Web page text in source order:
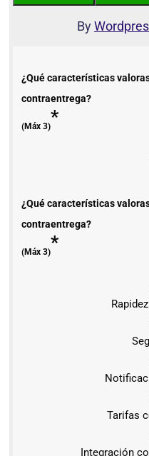
By
¿Qué características
contraentrega?
(Máx 3)*
¿Qué características
contraentrega?
(Máx 3)*
Tarifas
Integración